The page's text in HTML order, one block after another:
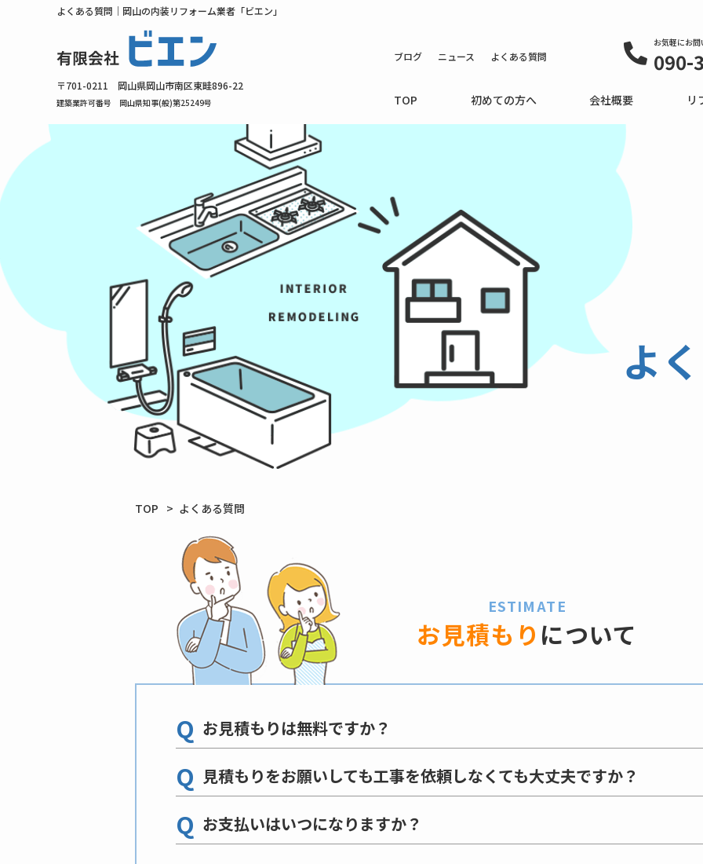
よくある質問｜岡山の内装リフォーム業者「ビエン」
〒701-0211 岡山県岡山市南区東畦896-22
建築業許可番号 岡山県知事(般)第25249号 TOP 初めての方へ 会社概要 リ
ブログ ニュース よくある質問
お気軽にお
090-
よ
TOP よくある質問
ESTIMATE
お見積もり について
Q お見積もりは無料ですか？
Q 見積もりをお願いしても工事を依頼しなくても大丈夫ですか？
Q お支払いはいつになりますか？